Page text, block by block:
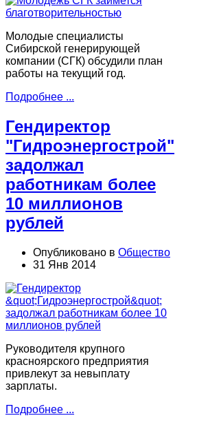
Молодые специалисты
Сибирской генерирующей
компании (СГК) обсудили план
работы на текущий год.
Подробнее ...
Гендиректор
"Гидроэнергострой"
задолжал
работникам более
10 миллионов
рублей
Опубликовано в Общество
31 Янв 2014
Руководителя крупного
красноярского предприятия
привлекут за невыплату
зарплаты.
Подробнее ...